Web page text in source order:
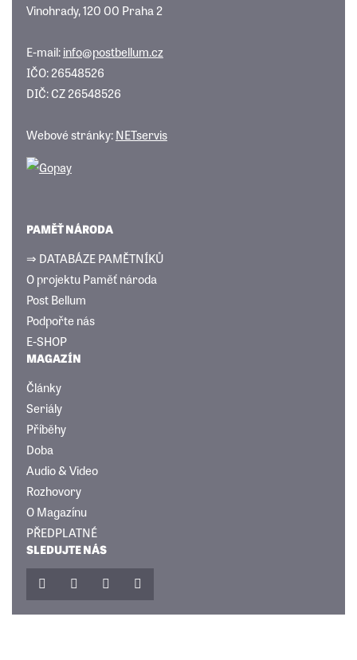
Vinohrady, 120 00 Praha 2
E-mail:info@postbellum.cz
IČO: 26548526
DIČ: CZ 26548526
Webové stránky:NETservis
PAMĚŤ NÁRODA
⇒ DATABÁZE PAMĚTNÍKŮ
O projektu Paměť národa
Post Bellum
Podpořte nás
E-SHOP
MAGAZÍN
Články
Seriály
Příběhy
Doba
Audio & Video
Rozhovory
O Magazínu
PŘEDPLATNÉ
SLEDUJTE NÁS